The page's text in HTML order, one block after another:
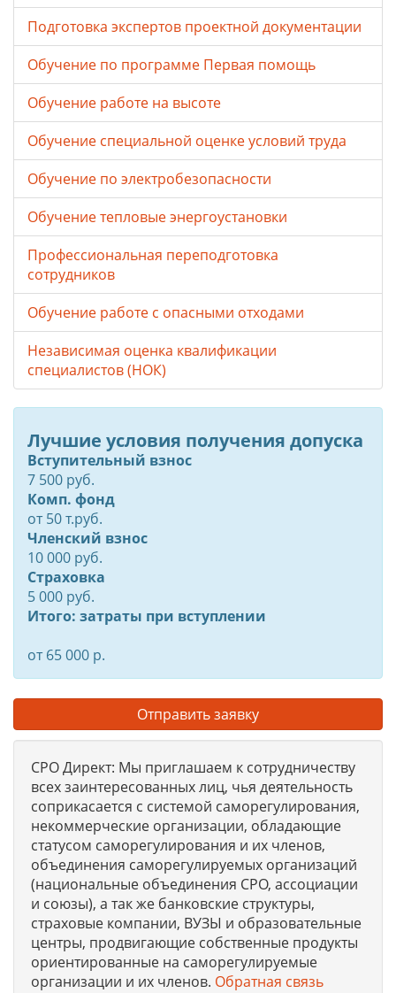
Подготовка экспертов проектной документации
Обучение по программе Первая помощь
Обучение работе на высоте
Обучение специальной оценке условий труда
Обучение по электробезопасности
Обучение тепловые энергоустановки
Профессиональная переподготовка
сотрудников
Обучение работе с опасными отходами
Независимая оценка квалификации
специалистов (НОК)
Лучшие условия получения допуска
Вступительный взнос
7 500 руб.
Комп. фонд
от50т.руб.
Членский взнос
10 000 руб.
Страховка
5 000 руб.
Итого: затраты при вступлении
от 65 000 р.
Отправить заявку
СРО Директ: Мы приглашаем к сотрудничеству
всех заинтересованных лиц, чья деятельность
соприкасается с системой саморегулирования,
некоммерческие организации, обладающие
статусом саморегулирования и их членов,
объединения саморегулируемых организаций
(национальные объединения СРО, ассоциации
и союзы), а так же банковские структуры,
страховые компании, ВУЗЫ и образовательные
центры, продвигающие собственные продукты
ориентированные на саморегулируемые
организации и их членов. Обратная связь